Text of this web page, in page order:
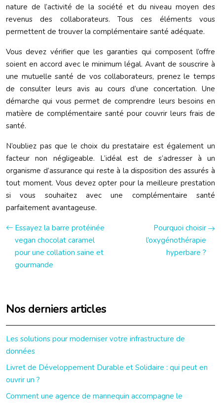
nature de l’activité de la société et du niveau moyen des
revenus des collaborateurs. Tous ces éléments vous
permettent de trouver la complémentaire santé adéquate.
Vous devez vérifier que les garanties qui composent l’offre
soient en accord avec le minimum légal. Avant de souscrire à
une mutuelle santé de vos collaborateurs, prenez le temps
de consulter leurs avis au cours d’une concertation. Une
démarche qui vous permet de comprendre leurs besoins en
matière de complémentaire santé pour couvrir leurs frais de
santé.
N’oubliez pas que le choix du prestataire est également un
facteur non négligeable. L’idéal est de s’adresser à un
organisme d’assurance qui reste à la disposition des assurés à
tout moment. Vous devez opter pour la meilleure prestation
si vous souhaitez avec une complémentaire santé
parfaitement avantageuse.
Essayez la barre protéinée
vegan chocolat caramel
pour une collation saine et
gourmande
Pourquoi choisir
l’oxygénothérapie
hyperbare ?
Nos derniers articles
Les solutions pour moderniser votre infrastructure de
données
Livret de Développement Durable et Solidaire : qui peut en
ouvrir un ?
Comment une agence de mannequin accompagne le